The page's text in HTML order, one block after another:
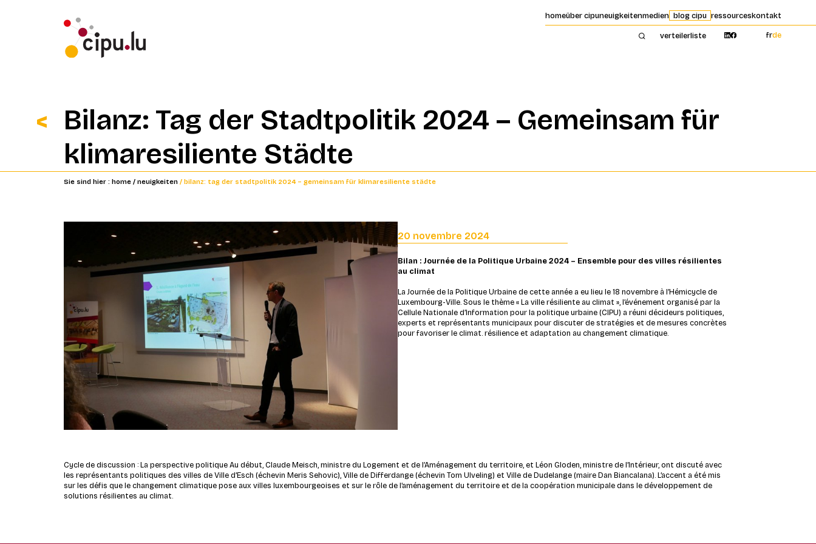
homeüber cipuneuigkeitenmedien blog cipu ressourceskontakt
verteilerliste frde
Bilanz: Tag der Stadtpolitik 2024 – Gemeinsam für
klimaresiliente Städte
Sie sind hier : home / neuigkeiten / bilanz: tag der stadtpolitik 2024 – gemeinsam für klimaresiliente städte
20 novembre 2024
Bilan : Journée de la Politique Urbaine 2024 – Ensemble pour des villes résilientes
au climat
La Journée de la Politique Urbaine de cette année a eu lieu le 18 novembre à l’Hémicycle de
Luxembourg-Ville. Sous le thème « La ville résiliente au climat », l’événement organisé par la
Cellule Nationale d’Information pour la politique urbaine (CIPU) a réuni décideurs politiques,
experts et représentants municipaux pour discuter de stratégies et de mesures concrètes
pour favoriser le climat. résilience et adaptation au changement climatique.
Cycle de discussion : La perspective politique Au début, Claude Meisch, ministre du Logement et de l’Aménagement du territoire, et Léon Gloden, ministre de l’Intérieur, ont discuté avec
les représentants politiques des villes de Ville d’Esch (échevin Meris Sehovic), Ville de Differdange (échevin Tom Ulveling) et Ville de Dudelange (maire Dan Biancalana). L’accent a été mis
sur les défis que le changement climatique pose aux villes luxembourgeoises et sur le rôle de l’aménagement du territoire et de la coopération municipale dans le développement de
solutions résilientes au climat.